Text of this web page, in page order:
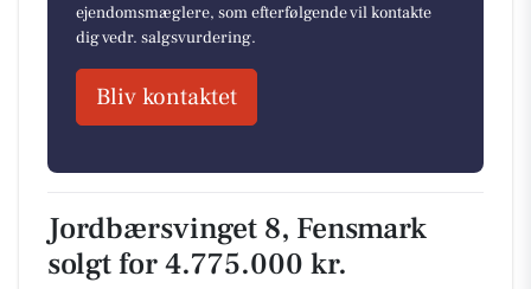
ejendomsmæglere, som efterfølgende vil kontakte
dig vedr. salgsvurdering.
Bliv kontaktet
Jordbærsvinget 8, Fensmark
solgt for 4.775.000 kr.